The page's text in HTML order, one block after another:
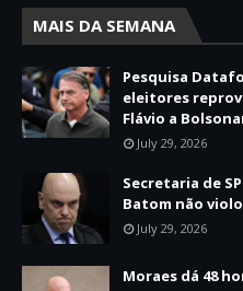
MAIS DA SEMANA
Pesquisa
eleitores
Flávio a
July 29, 2026
Secretaria de
Batom não
July 29, 2026
Moraes dá 48